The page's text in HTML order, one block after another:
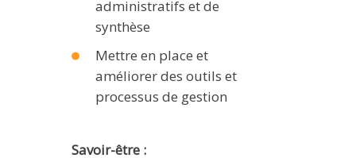
administratifs et de
synthèse
Mettre en place et
améliorer des outils et
processus de gestion
Savoir-être :